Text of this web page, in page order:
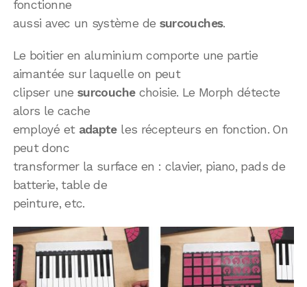
fonctionne
aussi avec un système de surcouches.
Le boitier en aluminium comporte une partie
aimantée sur laquelle on peut
clipser une surcouchechoisie. Le Morph détecte
alors le cache
employé et adapteles récepteurs en fonction. On
peut donc
transformer la surface en : clavier, piano, pads de
batterie, table de
peinture, etc.